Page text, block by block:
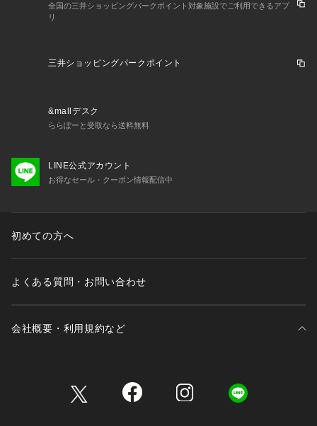
全国の三井ショッピングパークポイント対象施設でご利用できるアプ
リ
三井ショッピングパークポイント
&mallデスク
ららぽーと受取なら送料無料
LINE公式アカウント
お得なセール・クーポン情報配信中
初めての方へ
よくある質問・お問い合わせ
会社概要・利用規約など